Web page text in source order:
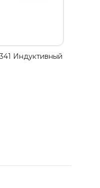
Индуктивный